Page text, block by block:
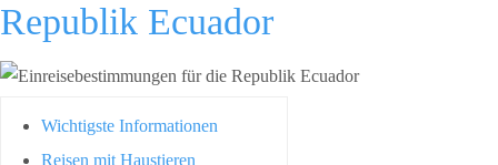
Republik Ecuador
Wichtigste Informationen
Reisen mit Haustieren